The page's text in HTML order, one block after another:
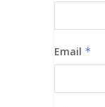
Email *